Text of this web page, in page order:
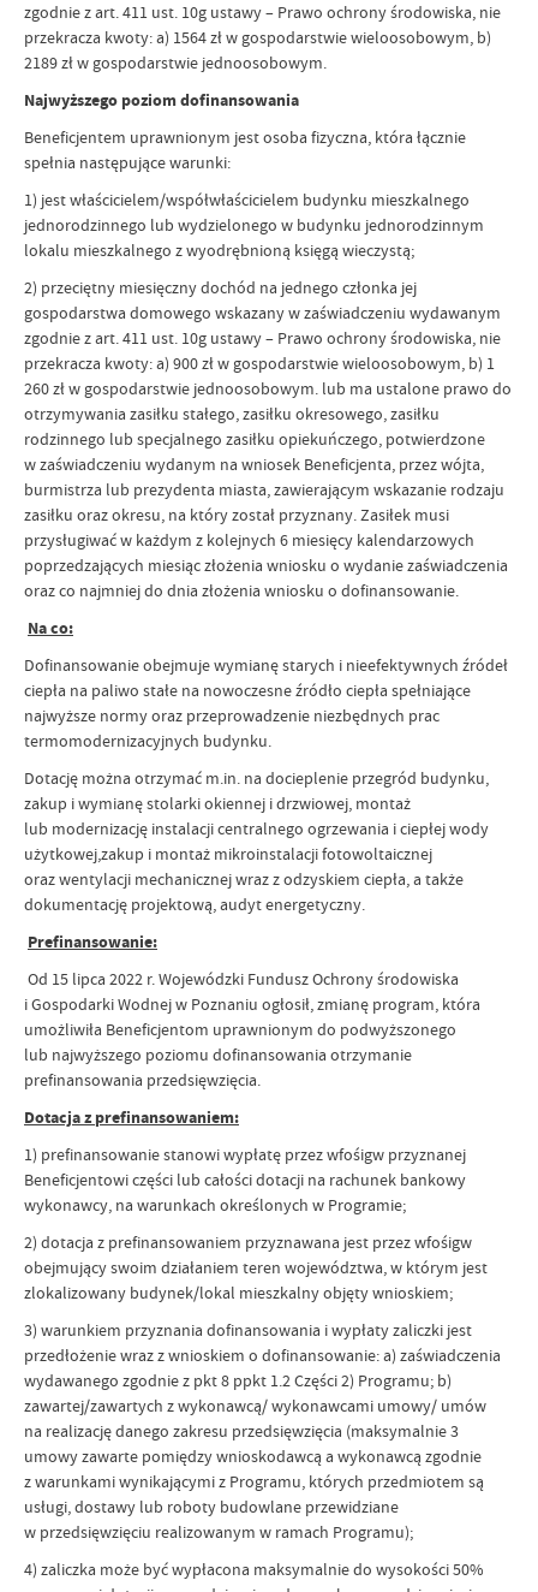
zgodnie z art. 411 ust. 10g ustawy – Prawo ochrony środowiska, nie
przekracza kwoty: a) 1564 zł w gospodarstwie wieloosobowym, b)
2189 zł w gospodarstwie jednoosobowym.
Najwyższego poziom dofinansowania
Beneficjentem uprawnionym jest osoba fizyczna, która łącznie
spełnia następujące warunki:
1) jest właścicielem/współwłaścicielem budynku mieszkalnego
jednorodzinnego lub wydzielonego w budynku jednorodzinnym
lokalu mieszkalnego z wyodrębnioną księgą wieczystą;
2) przeciętny miesięczny dochód na jednego członka jej
gospodarstwa domowego wskazany w zaświadczeniu wydawanym
zgodnie z art. 411 ust. 10g ustawy – Prawo ochrony środowiska, nie
przekracza kwoty: a) 900 zł w gospodarstwie wieloosobowym, b) 1
260 zł w gospodarstwie jednoosobowym. lub ma ustalone prawo do
otrzymywania zasiłku stałego, zasiłku okresowego, zasiłku
rodzinnego lub specjalnego zasiłku opiekuńczego, potwierdzone
w zaświadczeniu wydanym na wniosek Beneficjenta, przez wójta,
burmistrza lub prezydenta miasta, zawierającym wskazanie rodzaju
zasiłku oraz okresu, na który został przyznany. Zasiłek musi
przysługiwać w każdym z kolejnych 6 miesięcy kalendarzowych
poprzedzających miesiąc złożenia wniosku o wydanie zaświadczenia
oraz co najmniej do dnia złożenia wniosku o dofinansowanie.
Na co:
Dofinansowanie obejmuje wymianę starych i nieefektywnych źródeł
ciepła na paliwo stałe na nowoczesne źródło ciepła spełniające
najwyższe normy oraz przeprowadzenie niezbędnych prac
termomodernizacyjnych budynku.
Dotację można otrzymać m.in. na docieplenie przegród budynku,
zakup i wymianę stolarki okiennej i drzwiowej, montaż
lub modernizację instalacji centralnego ogrzewania i ciepłej wody
użytkowej,zakup i montaż mikroinstalacji fotowoltaicznej
oraz wentylacji mechanicznej wraz z odzyskiem ciepła, a także
dokumentację projektową, audyt energetyczny.
Prefinansowanie:
Od 15 lipca 2022 r. Wojewódzki Fundusz Ochrony środowiska
i Gospodarki Wodnej w Poznaniu ogłosił, zmianę program, która
umożliwiła Beneficjentom uprawnionym do podwyższonego
lub najwyższego poziomu dofinansowania otrzymanie
prefinansowania przedsięwzięcia.
Dotacja z prefinansowaniem:
1) prefinansowanie stanowi wypłatę przez wfośigw przyznanej
Beneficjentowi części lub całości dotacji na rachunek bankowy
wykonawcy, na warunkach określonych w Programie;
2) dotacja z prefinansowaniem przyznawana jest przez wfośigw
obejmujący swoim działaniem teren województwa, w którym jest
zlokalizowany budynek/lokal mieszkalny objęty wnioskiem;
3) warunkiem przyznania dofinansowania i wypłaty zaliczki jest
przedłożenie wraz z wnioskiem o dofinansowanie: a) zaświadczenia
wydawanego zgodnie z pkt 8 ppkt 1.2 Części 2) Programu; b)
zawartej/zawartych z wykonawcą/ wykonawcami umowy/ umów
na realizację danego zakresu przedsięwzięcia (maksymalnie 3
umowy zawarte pomiędzy wnioskodawcą a wykonawcą zgodnie
z warunkami wynikającymi z Programu, których przedmiotem są
usługi, dostawy lub roboty budowlane przewidziane
w przedsięwzięciu realizowanym w ramach Programu);
4) zaliczka może być wypłacona maksymalnie do wysokości 50%